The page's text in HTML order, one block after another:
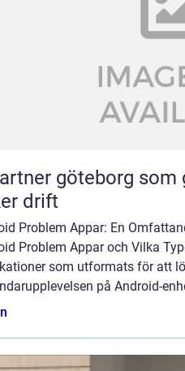
göteborg
drift
Problem Appar: En
Problem Appar och Vilka
som utformats för att
på Android-